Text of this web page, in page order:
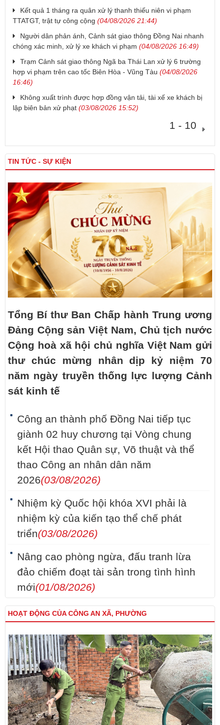
Kết quả 1 tháng ra quân xử lý thanh thiếu niên vi phạm
TTATGT, trật tự công cộng (04/08/2026 21:44)
Người dân phản ánh, Cảnh sát giao thông Đồng Nai nhanh
chóng xác minh, xử lý xe khách vi phạm (04/08/2026 16:49)
Trạm Cảnh sát giao thông Ngã ba Thái Lan xử lý 6 trường
hợp vi phạm trên cao tốc Biên Hòa - Vũng Tàu (04/08/2026
16:46)
Không xuất trình được hợp đồng vận tải, tài xế xe khách bị
lập biên bản xử phạt (03/08/2026 15:52)
1 - 10
TIN TỨC - SỰ KIỆN
Tổng Bí thư Ban Chấp hành Trung ương
Đảng Cộng sản Việt Nam, Chủ tịch nước
Cộng hoà xã hội chủ nghĩa Việt Nam gửi
thư chúc mừng nhân dịp kỷ niệm 70
năm ngày truyền thống lực lượng Cảnh
sát kinh tế
Công an thành phố Đồng Nai tiếp tục
giành 02 huy chương tại Vòng chung
kết Hội thao Quân sự, Võ thuật và thể
thao Công an nhân dân năm
2026(03/08/2026)
Nhiệm kỳ Quốc hội khóa XVI phải là
nhiệm kỳ của kiến tạo thể chế phát
triển(03/08/2026)
Nâng cao phòng ngừa, đấu tranh lừa
đảo chiếm đoạt tài sản trong tình hình
mới(01/08/2026)
HOẠT ĐỘNG CỦA CÔNG AN XÃ, PHƯỜNG